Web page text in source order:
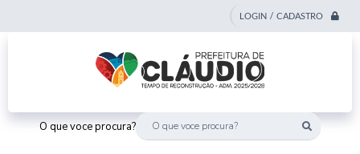
LOGIN / CADASTRO
O que voce procura?